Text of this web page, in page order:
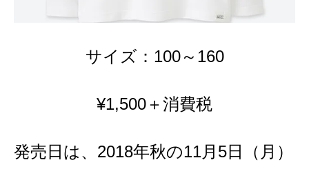
サイズ：100～160
¥1,500＋消費税
発売日は、2018年秋の11月5日（月）